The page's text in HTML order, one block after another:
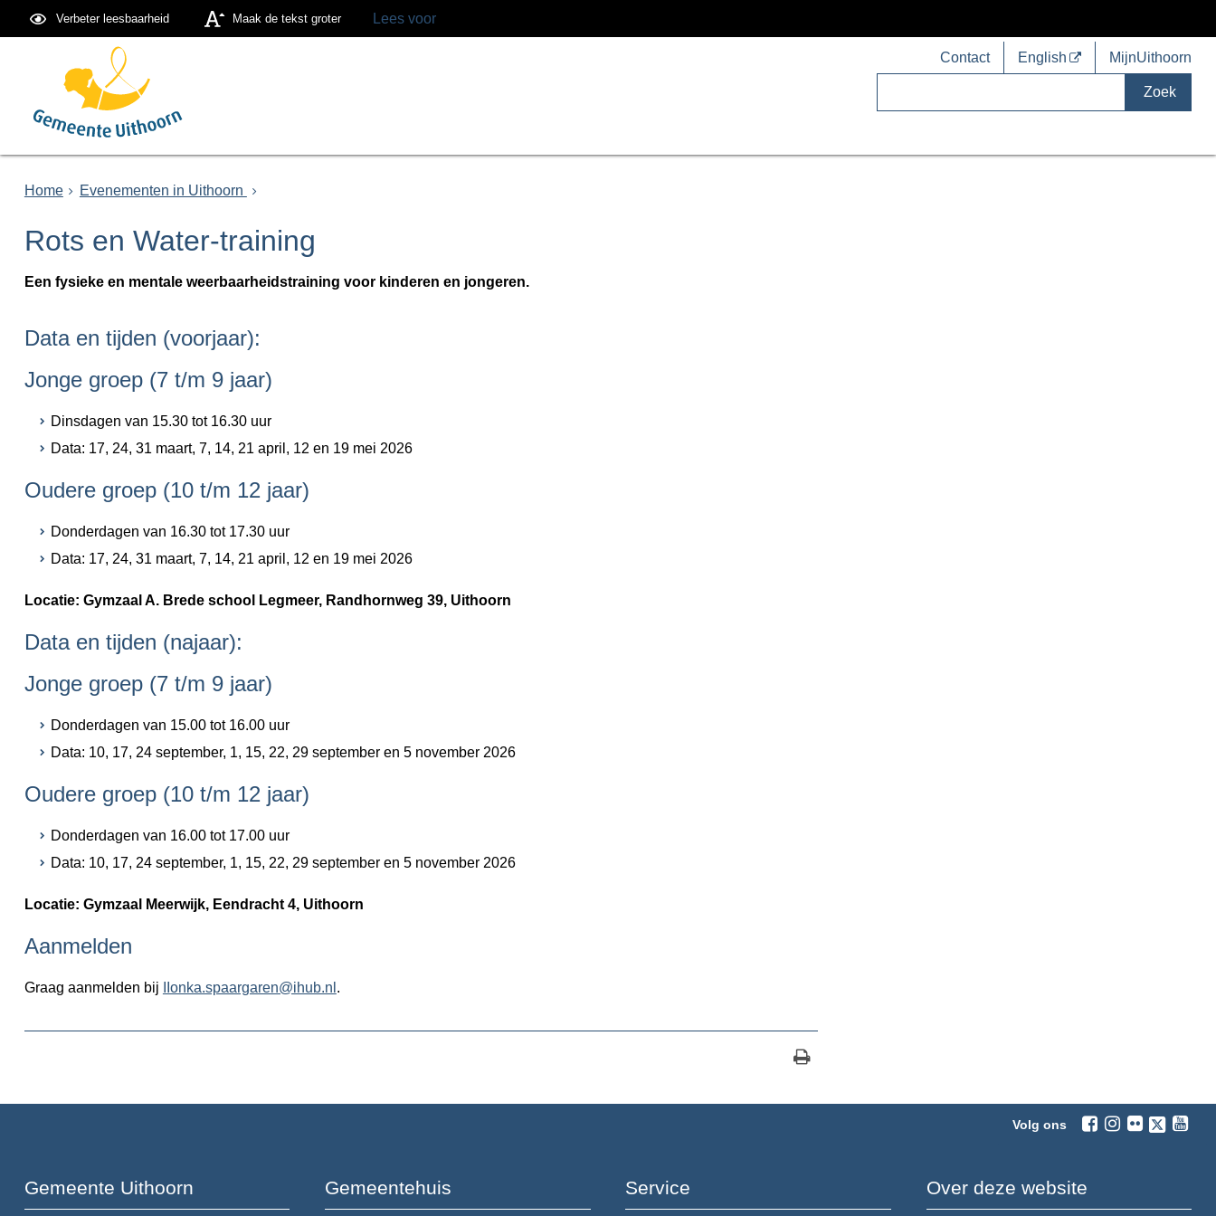
Verbeter leesbaarheid Maak de tekst groter Lees voor
Contact English MijnUithoorn
Zoek
Home Evenementen in Uithoorn
Rots en Water-training
Een fysieke en mentale weerbaarheidstraining voor kinderen en jongeren.
Data en tijden (voorjaar):
Jonge groep (7 t/m 9 jaar)
Dinsdagen van 15.30 tot 16.30 uur
Data: 17, 24, 31 maart, 7, 14, 21 april, 12 en 19 mei 2026
Oudere groep (10 t/m 12 jaar)
Donderdagen van 16.30 tot 17.30 uur
Data: 17, 24, 31 maart, 7, 14, 21 april, 12 en 19 mei 2026
Locatie: Gymzaal A. Brede school Legmeer, Randhornweg 39, Uithoorn
Data en tijden (najaar):
Jonge groep (7 t/m 9 jaar)
Donderdagen van 15.00 tot 16.00 uur
Data: 10, 17, 24 september, 1, 15, 22, 29 september en 5 november 2026
Oudere groep (10 t/m 12 jaar)
Donderdagen van 16.00 tot 17.00 uur
Data: 10, 17, 24 september, 1, 15, 22, 29 september en 5 november 2026
Locatie: Gymzaal Meerwijk, Eendracht 4, Uithoorn
Aanmelden
Graag aanmelden bij IIonka.spaargaren@ihub.nl .
Volg ons
Gemeente Uithoorn Gemeentehuis Service Over deze website